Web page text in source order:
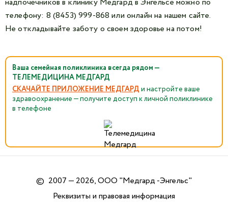
телефону: 8 (8453) 999-868 или онлайн на нашем сайте.
Не откладывайте заботу о своем здоровье на потом!
Ваша семейная поликлиника всегда рядом —
ТЕЛЕМЕДИЦИНА МЕДГАРД
СКАЧАЙТЕ ПРИЛОЖЕНИЕ МЕДГАРД и настройте ваше
здравоохранение — получите доступ к личной поликлинике
в телефоне
© 2007 — 2026, ООО "Медгард -Энгельс"
Реквизиты и правовая информация